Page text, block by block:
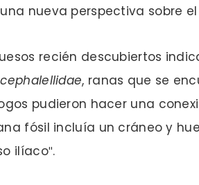
nueva perspectiva sobre
recién descubiertos
, ranas que se
pudieron hacer una
fósil incluía un cráneo y
ilíaco″.